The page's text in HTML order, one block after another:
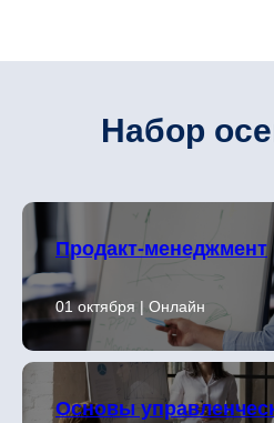
Набор
Продакт-менеджмент
01 октября | Онлайн
Основы